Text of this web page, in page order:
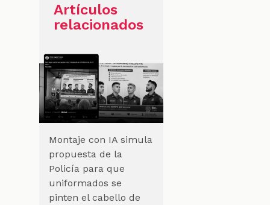
Artículos
relacionados
Montaje con IA simula
propuesta de la
Policía para que
uniformados se
pinten el cabello de